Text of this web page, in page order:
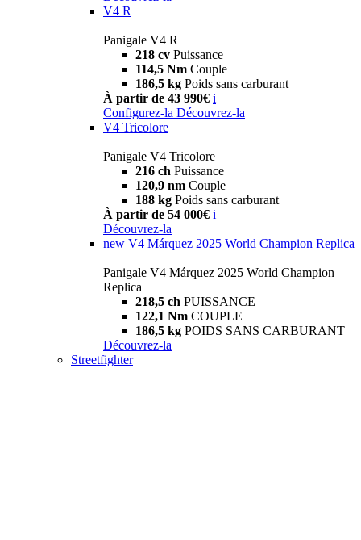
V4 R
Panigale V4 R
218 cv Puissance
114,5 Nm Couple
186,5 kg Poids sans carburant
À partir de 43 990€ i
Configurez-la Découvrez-la
V4 Tricolore
Panigale V4 Tricolore
216 ch Puissance
120,9 nm Couple
188 kg Poids sans carburant
À partir de 54 000€ i
Découvrez-la
new V4 Márquez 2025 World Champion Replica
Panigale V4 Márquez 2025 World Champion
Replica
218,5 ch PUISSANCE
122,1 Nm COUPLE
186,5 kg POIDS SANS CARBURANT
Découvrez-la
Streetfighter